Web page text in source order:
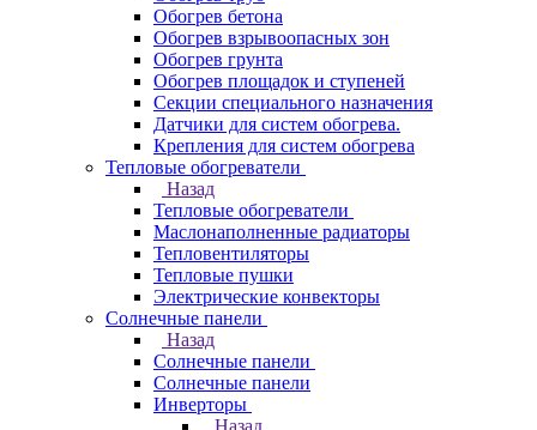
Обогрев бетона
Обогрев взрывоопасных зон
Обогрев грунта
Обогрев площадок и ступеней
Секции специального назначения
Датчики для систем обогрева.
Крепления для систем обогрева
Тепловые обогреватели
Назад
Тепловые обогреватели
Маслонаполненные радиаторы
Тепловентиляторы
Тепловые пушки
Электрические конвекторы
Солнечные панели
Назад
Солнечные панели
Солнечные панели
Инверторы
Назад